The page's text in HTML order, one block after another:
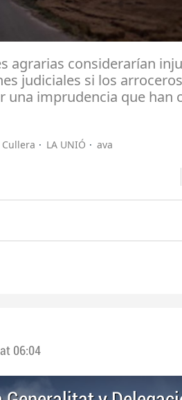
agrarias considerarían
judiciales si los
una imprudencia que han
Cullera LA UNIÓ ava
06:04